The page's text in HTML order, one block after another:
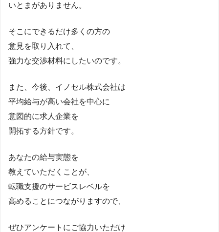
いとまがありません。
そこにできるだけ多くの方の
意見を取り入れて、
強力な交渉材料にしたいのです。
また、今後、イノセル株式会社は
平均給与が高い会社を中心に
意図的に求人企業を
開拓する方針です。
あなたの給与実態を
教えていただくことが、
転職支援のサービスレベルを
高めることにつながりますので、
ぜひアンケートにご協力いただけ